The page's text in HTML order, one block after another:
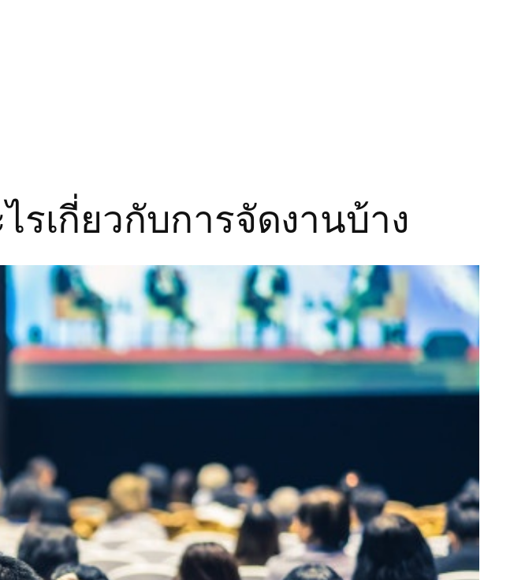
รเกี่ยวกับการจัดงานบ้าง